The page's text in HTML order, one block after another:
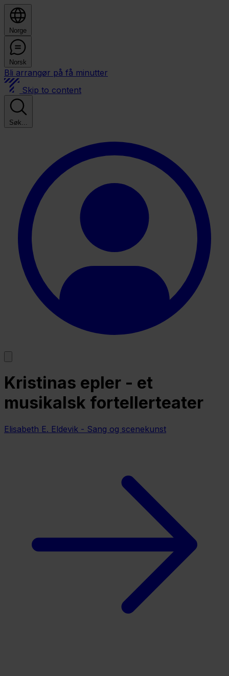
Norge
Norsk
Bli arrangør på få minutter
Skip to content
Søk...
Kristinas epler - et
musikalsk fortellerteater
Elisabeth E. Eldevik - Sang og scenekunst